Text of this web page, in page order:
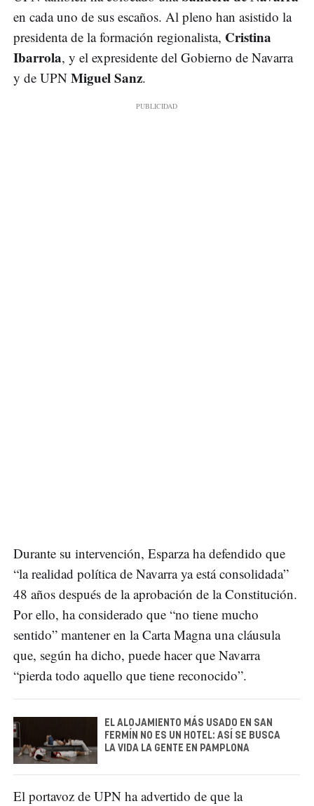
en cada uno de sus escaños. Al pleno han asistido la
presidenta de la formación regionalista, Cristina
Ibarrola, y el expresidente del Gobierno de Navarra
y de UPN Miguel Sanz.
Durante su intervención, Esparza ha defendido que
“la realidad política de Navarra ya está consolidada”
48 años después de la aprobación de la Constitución.
Por ello, ha considerado que “no tiene mucho
sentido” mantener en la Carta Magna una cláusula
que, según ha dicho, puede hacer que Navarra
“pierda todo aquello que tiene reconocido”.
EL ALOJAMIENTO MÁS USADO EN SAN
FERMÍN NO ES UN HOTEL: ASÍ SE BUSCA
LA VIDA LA GENTE EN PAMPLONA
El portavoz de UPN ha advertido de que la